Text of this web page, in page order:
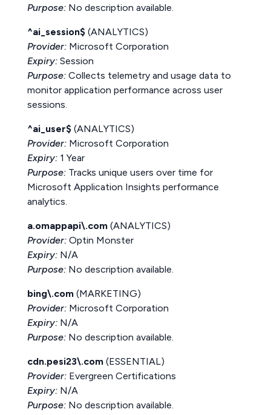
Purpose: No description available.
^ai_session$ (ANALYTICS)
Provider: Microsoft Corporation
Expiry: Session
Purpose: Collects telemetry and usage data to
monitor application performance across user
sessions.
^ai_user$ (ANALYTICS)
Provider: Microsoft Corporation
Expiry: 1 Year
Purpose: Tracks unique users over time for
Microsoft Application Insights performance
analytics.
a.omappapi\.com (ANALYTICS)
Provider: Optin Monster
Expiry: N/A
Purpose: No description available.
bing\.com (MARKETING)
Provider: Microsoft Corporation
Expiry: N/A
Purpose: No description available.
cdn.pesi23\.com (ESSENTIAL)
Provider: Evergreen Certifications
Expiry: N/A
Purpose: No description available.